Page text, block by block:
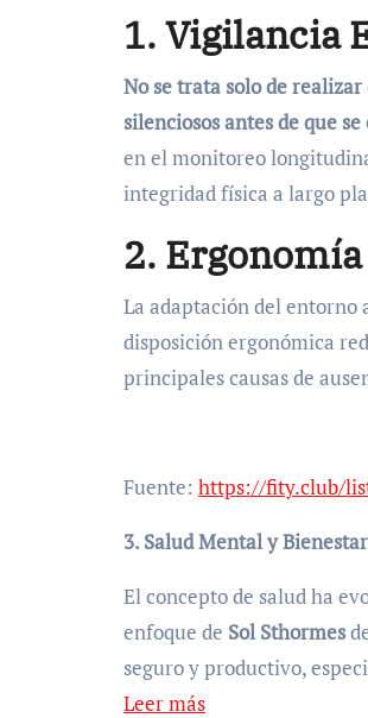
1. Vigilancia
No se trata solo de
silenciosos antes de que
en el monitoreo
integridad física a largo
2.
La adaptación del entorno
disposición ergonómica
principales causas de
Fuente: https://fity.club/
3. Salud Mental y
El concepto de salud ha
enfoque de Sol Sthormes
seguro y productivo,
Leer más